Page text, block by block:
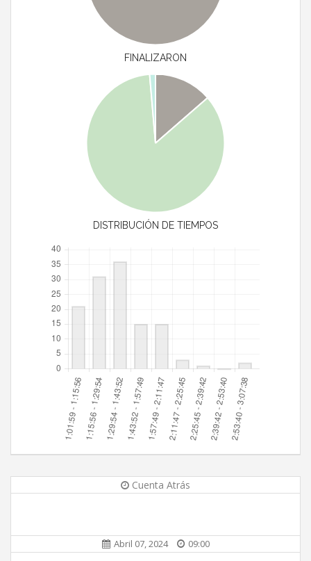
FINALIZARON
DISTRIBUCIÓN DE TIEMPOS
Cuenta Atrás
Abril 07, 2024 09:00